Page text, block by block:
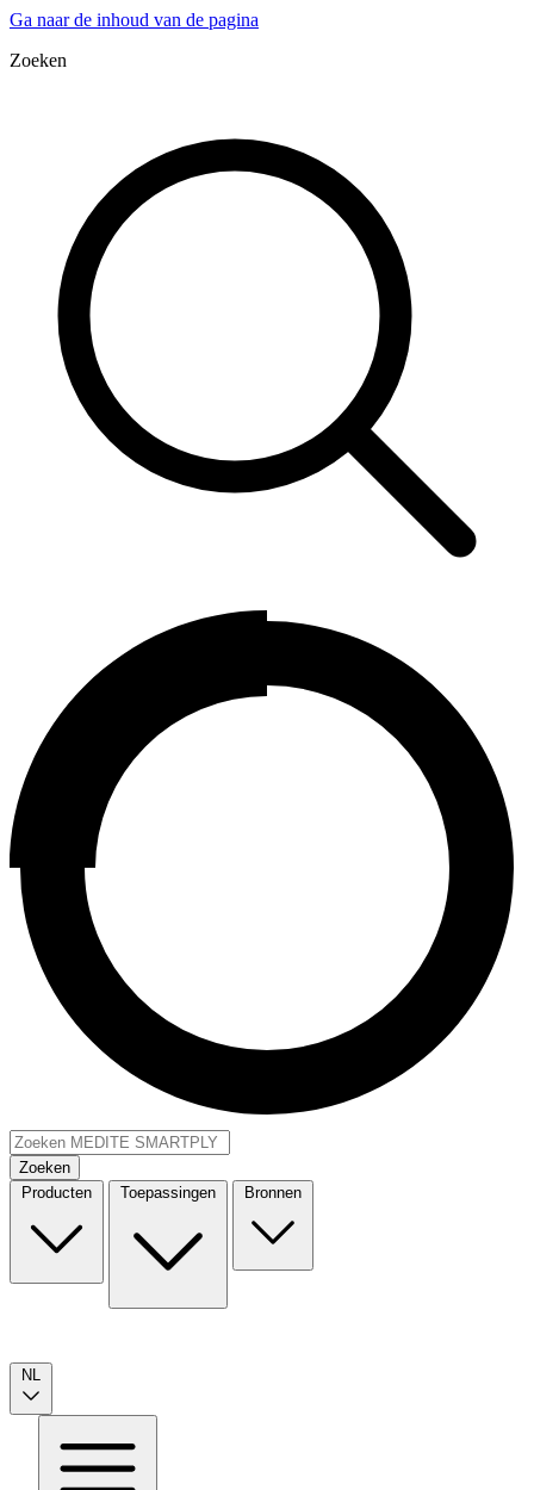
Ga naar de inhoud van de pagina
Zoeken
Zoeken
Producten
Toepassingen Bronnen
NL